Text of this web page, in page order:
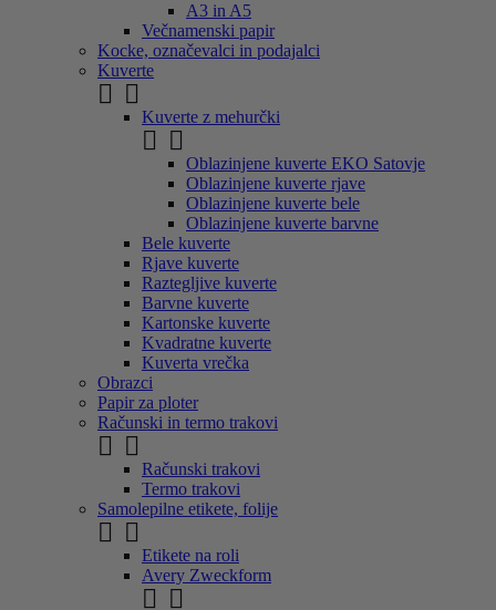
A3 in A5
Večnamenski papir
Kocke, označevalci in podajalci
Kuverte
 
Kuverte z mehurčki
 
Oblazinjene kuverte EKO Satovje
Oblazinjene kuverte rjave
Oblazinjene kuverte bele
Oblazinjene kuverte barvne
Bele kuverte
Rjave kuverte
Raztegljive kuverte
Barvne kuverte
Kartonske kuverte
Kvadratne kuverte
Kuverta vrečka
Obrazci
Papir za ploter
Računski in termo trakovi
 
Računski trakovi
Termo trakovi
Samolepilne etikete, folije
 
Etikete na roli
Avery Zweckform
 